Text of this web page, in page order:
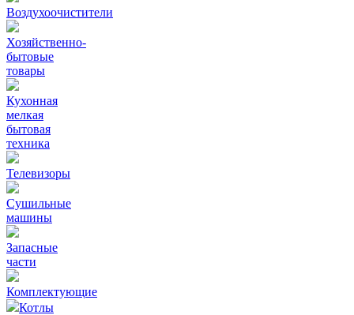
Воздухоочистители
Хозяйственно-
бытовые
товары
Кухонная
мелкая
бытовая
техника
Телевизоры
Сушильные
машины
Запасные
части
Комплектующие
Котлы